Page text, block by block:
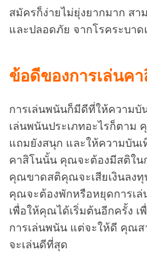
สมัครก็ง่ายไม่ยุ่งยากมาก สา
และปลอดภัย จากโรคระบา
ข้อดีของการเล่นค
การเล่นพนันก็มีดีที่ให้ความ
เล่นพนันประเภทอะไรก็ตาม
แถมยังสนุก และให้ความบัน
คาสิโนนั้น คุณจะต้องมีสติใน
คุณขาดสติคุณจะเสียเงินลง
คุณจะต้องพักหรือหยุดการเ
เพื่อให้คุณได้เริ่มต้นอีกครั้ง เ
การเล่นพนัน แต่จะให้ดี คุณ
จะเล่นดีที่สุด